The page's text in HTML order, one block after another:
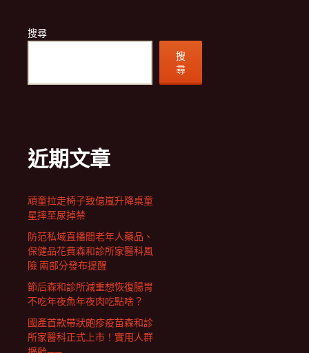
搜尋
搜
尋
近期文章
頑童拉走椅子致億嵐升降桌童
星摔至尿掉禁
防范私域直播間老年人藥品、
保健品花費森和診所家醫科風
險 兩部分發布提醒
節后森和診所減重想恢復腸胃
不吃年夜魚年夜肉吃點啥？
國產首款帶狀皰疹疫苗森和診
所家醫科正式上市！實用人群